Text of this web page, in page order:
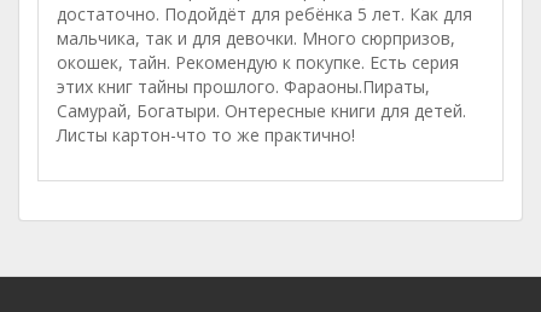
достаточно. Подойдёт для ребёнка 5 лет. Как для
мальчика, так и для девочки. Много сюрпризов,
окошек, тайн. Рекомендую к покупке. Есть серия
этих книг тайны прошлого. Фараоны.Пираты,
Самурай, Богатыри. Онтересные книги для детей.
Листы картон-что то же практично!